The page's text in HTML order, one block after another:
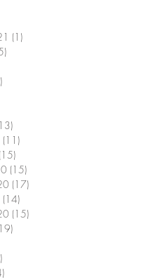
(1)
(11)
(15)
(15)
(17)
(14)
(15)